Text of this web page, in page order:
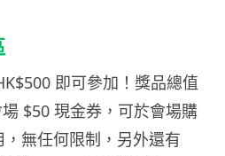
即可參加！獎品總值
$50 現金券，可於會場購
無任何限制，另外還有